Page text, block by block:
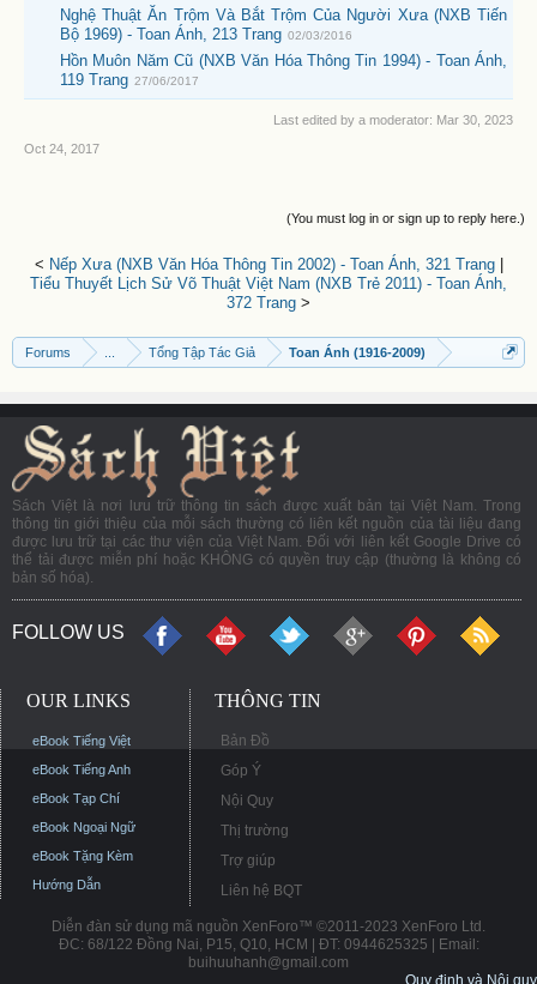
Nghệ Thuật Ăn Trộm Và Bắt Trộm Của Người Xưa (NXB Tiến
Bộ 1969) - Toan Ánh, 213 Trang 02/03/2016
Hồn Muôn Năm Cũ (NXB Văn Hóa Thông Tin 1994) - Toan Ánh,
119 Trang 27/06/2017
Last edited by a moderator: Mar 30, 2023
Oct 24, 2017
(You must log in or sign up to reply here.)
< Nếp Xưa (NXB Văn Hóa Thông Tin 2002) - Toan Ánh, 321 Trang|
Tiểu Thuyết Lịch Sử Võ Thuật Việt Nam (NXB Trẻ 2011) - Toan Ánh,
372 Trang >
Forums Tổng Tập Tác Giả Toan Ánh (1916-2009)
Sách Việt là nơi lưu trữ thông tin sách được xuất bản tại Việt Nam. Trong
thông tin giới thiệu của mỗi sách thường có liên kết nguồn của tài liệu đang
được lưu trữ tại các thư viện của Việt Nam. Đối với liên kết Google Drive có
thể tải được miễn phí hoặc KHÔNG có quyền truy cập (thường là không có
bản số hóa).
FOLLOW US
OUR LINKS
eBook Tiếng Việt
eBook Tiếng Anh
eBook Tạp Chí
eBook Ngoại Ngữ
eBook Tặng Kèm
Hướng Dẫn
THÔNG TIN
Bản Đồ
Góp Ý
Nội Quy
Thị trường
Trợ giúp
Liên hệ BQT
Diễn đàn sử dụng mã nguồn XenForo™ ©2011-2023 XenForo Ltd.
ĐC: 68/122 Đồng Nai, P15, Q10, HCM | ĐT: 0944625325 | Email:
buihuuhanh@gmail.com